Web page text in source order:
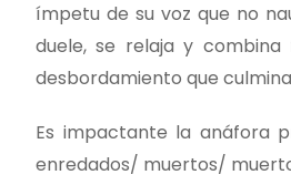
ímpetu de su voz que no
duele, se relaja y
desbordamiento que
Es impactante la anáfora
enredados/ muertos/